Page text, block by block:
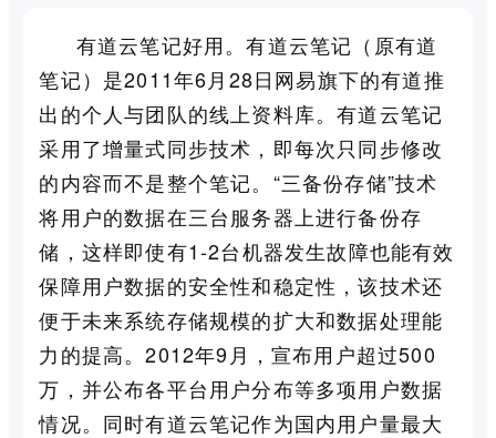
有道云笔记好用。有道云笔记（原有道
笔记）是2011年6月28日网易旗下的有道推
出的个人与团队的线上资料库。有道云笔记
采用了增量式同步技术，即每次只同步修改
的内容而不是整个笔记。“三备份存储”技术
将用户的数据在三台服务器上进行备份存
储，这样即使有1-2台机器发生故障也能有效
保障用户数据的安全性和稳定性，该技术还
便于未来系统存储规模的扩大和数据处理能
力的提高。2012年9月，宣布用户超过500
万，并公布各平台用户分布等多项用户数据
情况。同时有道云笔记作为国内用户量最大